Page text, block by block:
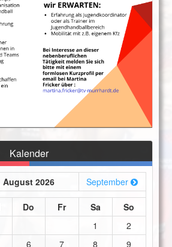
Kalender
August 2026 September
Do Fr Sa
So
1
2
6 7 8
9